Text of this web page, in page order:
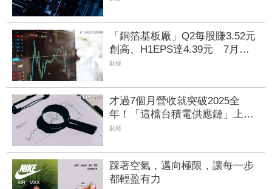
「銅箔基板廠」Q2每股賺3.52元
創高、H1EPS達4.39元 7月營
收同締新猷、年增96.88%
財經
才過7個月營收就突破2025全
年！「這檔台積電供應鏈」上半
年稅後純益年增209% 訂單能見
財經
踩著空氣，邁向極限，讓每一步
都輕盈有力